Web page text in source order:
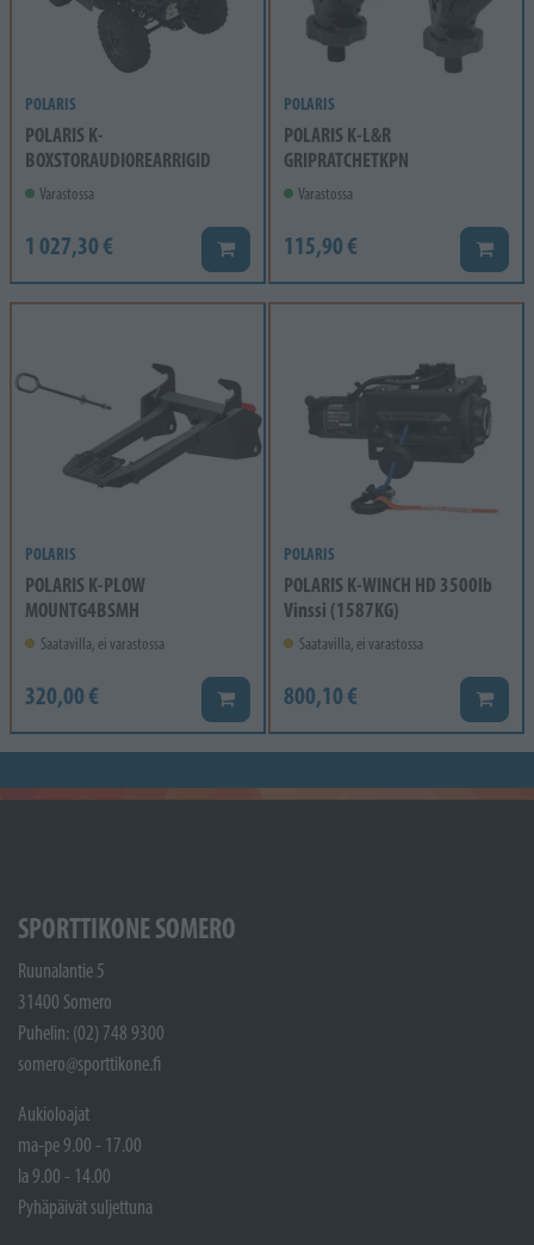
POLARIS
POLARIS K-
BOXSTORAUDIOREARRIGID
Varastossa
1 027,30 € Lisää koriin
POLARIS
POLARIS K-L&R
GRIPRATCHETKPN
Varastossa
115,90 € Lisää
POLARIS
POLARIS K-PLOW
MOUNTG4BSMH
Saatavilla, ei varastossa
320,00 € Lisää koriin
POLARIS
POLARIS K-WINCH HD 3500lb
Vinssi (1587KG)
Saatavilla, ei varastossa
800,10 € Lisää
SPORTTIKONE SOMERO
Ruunalantie 5
31400 Somero
Puhelin: (02) 748 9300
somero@sporttikone.fi
Aukioloajat
ma-pe 9.00 - 17.00
la 9.00 - 14.00
Pyhäpäivät suljettuna